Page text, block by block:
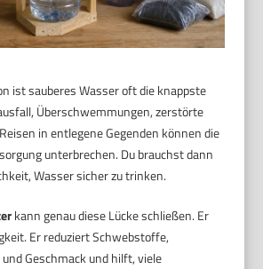
ist sauberes Wasser oft die knappste
Überschwemmungen, zerstörte
in entlegene Gegenden können die
unterbrechen. Du brauchst dann
Wasser sicher zu trinken.
kann genau diese Lücke schließen. Er
Er reduziert Schwebstoffe,
Geschmack und hilft, viele